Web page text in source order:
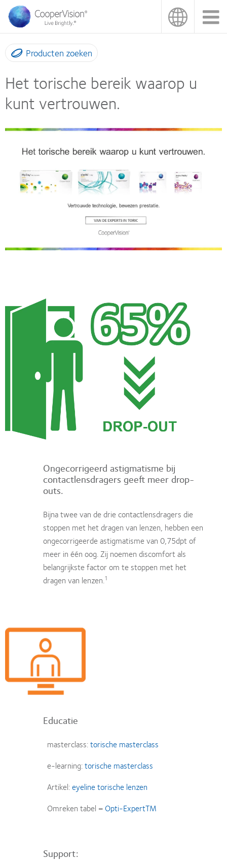
Overslaan
naar
de
inhoud
gaan
Producten zoeken
Het torische bereik waarop u
kunt vertrouwen.
Ongecorrigeerd astigmatisme bij
contactlensdragers geeft meer drop-
outs.
Bijna twee van de drie contactlensdragers die
stoppen met het dragen van lenzen, hebben een
ongecorrigeerde astigmatisme van 0,75dpt of
meer in één oog. Zij noemen discomfort als
belangrijkste factor om te stoppen met het
dragen van lenzen.1
Educatie
masterclass:torische masterclass
e-learning:torische masterclass
Artikel:eyeline torische lenzen
Omreken tabel = Opti-ExpertTM
Support: